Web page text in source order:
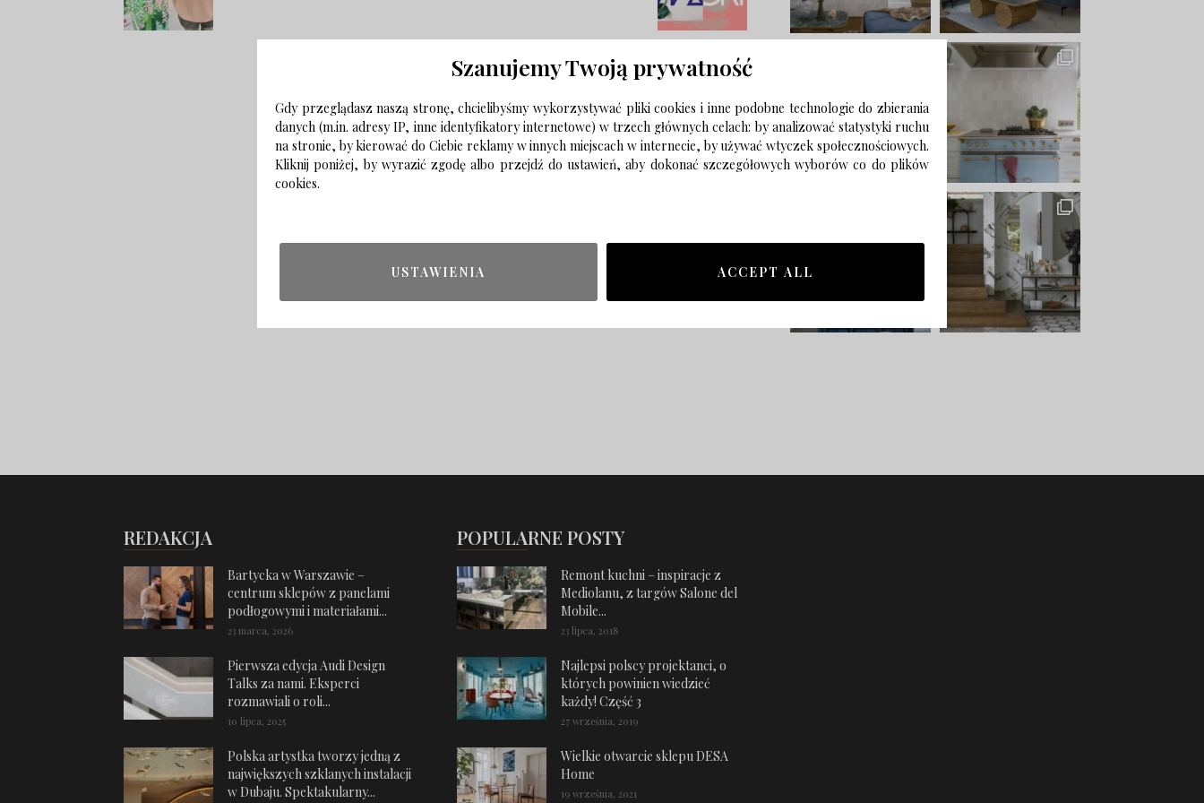
REDAKCJA
Bartycka w Warszawie –
centrum sklepów z panelami
podłogowymi i materiałami...
23 marca, 2026
Pierwsza edycja Audi Design
Talks za nami. Eksperci
rozmawiali o roli...
10 lipca, 2025
Polska artystka tworzy jedną z
największych szklanych instalacji
w Dubaju. Spektakularny...
POPULARNE POSTY
Remont kuchni – inspiracje z
Mediolanu, z targów Salone del
Mobile...
23 lipca, 2018
Najlepsi polscy projektanci, o
których powinien wiedzieć
każdy! Część 3
27 września, 2019
Wielkie otwarcie sklepu DESA
Home
19 września, 2021
Szanujemy Twoją prywatność
Gdy przeglądasz naszą stronę, chcielibyśmy wykorzystywać pliki cookies i inne podobne technologie do zbierania
danych (m.in. adresy IP, inne identyfikatory internetowe) w trzech głównych celach: by analizować statystyki ruchu
na stronie, by kierować do Ciebie reklamy w innych miejscach w internecie, by używać wtyczek społecznościowych.
Kliknij poniżej, by wyrazić zgodę albo przejdź do ustawień, aby dokonać szczegółowych wyborów co do plików
cookies.
USTAWIENIA ACCEPT ALL